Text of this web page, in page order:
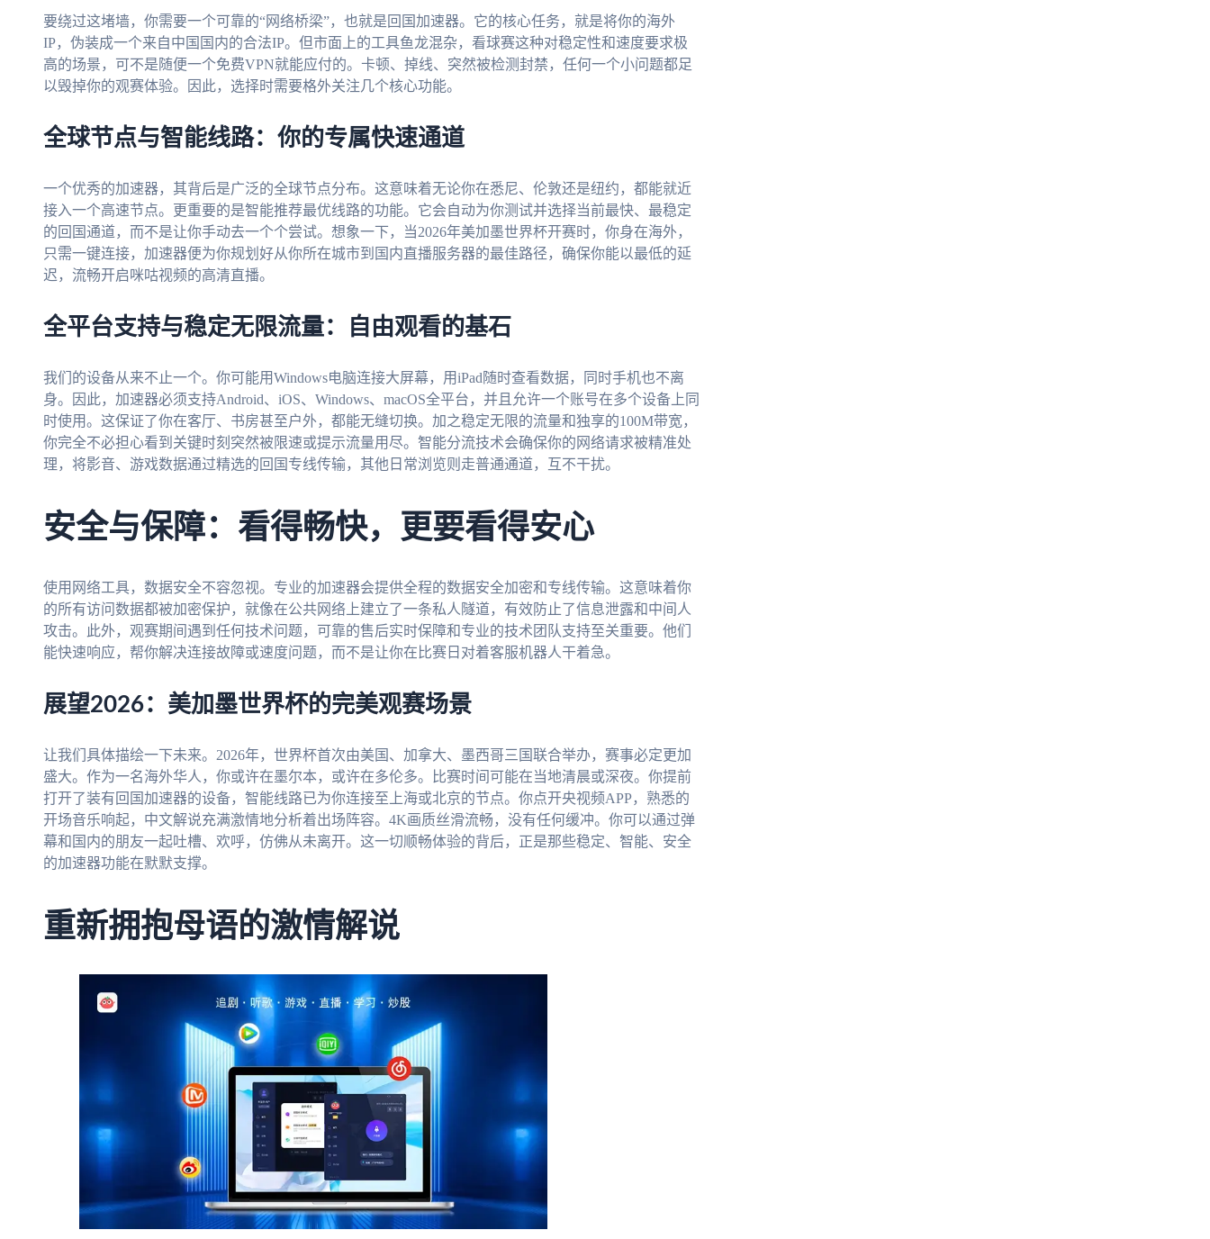
要绕过这堵墙，你需要一个可靠的“网络桥梁”，也就是回国加速器。它的核心任务，就是将你的海外
IP，伪装成一个来自中国国内的合法IP。但市面上的工具鱼龙混杂，看球赛这种对稳定性和速度要求极
高的场景，可不是随便一个免费VPN就能应付的。卡顿、掉线、突然被检测封禁，任何一个小问题都足
以毁掉你的观赛体验。因此，选择时需要格外关注几个核心功能。
全球节点与智能线路：你的专属快速通道
一个优秀的加速器，其背后是广泛的全球节点分布。这意味着无论你在悉尼、伦敦还是纽约，都能就近
接入一个高速节点。更重要的是智能推荐最优线路的功能。它会自动为你测试并选择当前最快、最稳定
的回国通道，而不是让你手动去一个个尝试。想象一下，当2026年美加墨世界杯开赛时，你身在海外，
只需一键连接，加速器便为你规划好从你所在城市到国内直播服务器的最佳路径，确保你能以最低的延
迟，流畅开启咪咕视频的高清直播。
全平台支持与稳定无限流量：自由观看的基石
我们的设备从来不止一个。你可能用Windows电脑连接大屏幕，用iPad随时查看数据，同时手机也不离
身。因此，加速器必须支持Android、iOS、Windows、macOS全平台，并且允许一个账号在多个设备上同
时使用。这保证了你在客厅、书房甚至户外，都能无缝切换。加之稳定无限的流量和独享的100M带宽，
你完全不必担心看到关键时刻突然被限速或提示流量用尽。智能分流技术会确保你的网络请求被精准处
理，将影音、游戏数据通过精选的回国专线传输，其他日常浏览则走普通通道，互不干扰。
安全与保障：看得畅快，更要看得安心
使用网络工具，数据安全不容忽视。专业的加速器会提供全程的数据安全加密和专线传输。这意味着你
的所有访问数据都被加密保护，就像在公共网络上建立了一条私人隧道，有效防止了信息泄露和中间人
攻击。此外，观赛期间遇到任何技术问题，可靠的售后实时保障和专业的技术团队支持至关重要。他们
能快速响应，帮你解决连接故障或速度问题，而不是让你在比赛日对着客服机器人干着急。
展望2026：美加墨世界杯的完美观赛场景
让我们具体描绘一下未来。2026年，世界杯首次由美国、加拿大、墨西哥三国联合举办，赛事必定更加
盛大。作为一名海外华人，你或许在墨尔本，或许在多伦多。比赛时间可能在当地清晨或深夜。你提前
打开了装有回国加速器的设备，智能线路已为你连接至上海或北京的节点。你点开央视频APP，熟悉的
开场音乐响起，中文解说充满激情地分析着出场阵容。4K画质丝滑流畅，没有任何缓冲。你可以通过弹
幕和国内的朋友一起吐槽、欢呼，仿佛从未离开。这一切顺畅体验的背后，正是那些稳定、智能、安全
的加速器功能在默默支撑。
重新拥抱母语的激情解说